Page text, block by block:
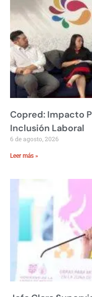
Copred: Impacto
Inclusión Laboral
6 de agosto, 2026
Leer más »